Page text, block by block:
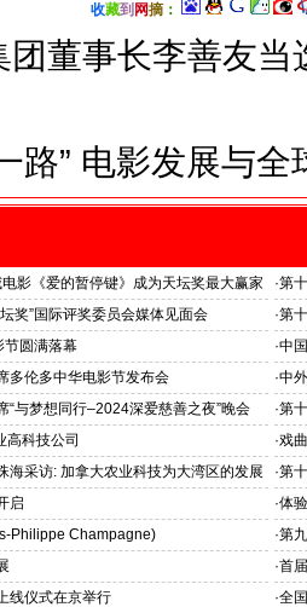
收藏到 网摘：
团董事长李善友
路” 电影发展与
影《爱的暂停键》成为天坛奖最大赢家 ·第
奖”国际评奖委员会媒体见面会 ·第
节圆满落幕 ·中
万
多伦多中华电影节发布会 ·中
与梦想同行–2024深爱慈善之夜”晚会 ·第
高科技公司 ·戏
海采访: 加拿大农业科技为大湾区的发展
·第
启 ·体
Philippe Champagne) ·第
·首
国
线仪式在京举行 ·全